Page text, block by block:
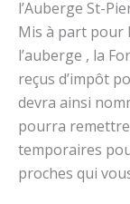
l’Auberge St-
Mis à part pour
l’auberge , la
reçus d’impôt
devra ainsi
pourra
temporaires
proches qui